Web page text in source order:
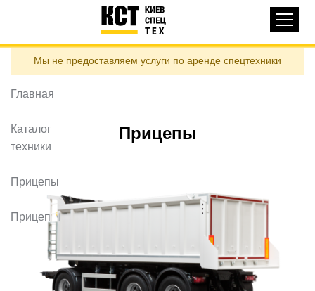
содержанию
навигация
КАТАЛОГ ТЕХНИКИ
ДОСТАВКА И ОПЛАТА
О НАС
ОТЗЫВЫ
КОНТАКТЫ
ПОЗВОНИТЬ
Контактні телефони:
Мы не предоставляем услуги по аренде спецтехники
Прицепы
Главная
Каталог
техники
Прицепы
Прицеп